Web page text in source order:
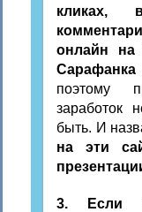
кликах,
онлайн на
поэтому
заработок
быть. И
на эти
3. Если